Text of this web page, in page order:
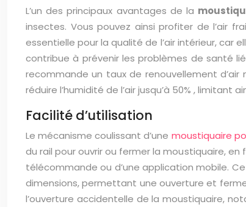
L’un des principaux avantages de la
insectes. Vous pouvez ainsi profiter de l’air
essentielle pour la qualité de l’air intérieur, car
contribue à prévenir les problèmes de santé
recommande un taux de renouvellement d’air
réduire l’humidité de l’air jusqu’à 50% , limitant
Facilité d’utilisation
Le mécanisme coulissant d’une moustiquaire
du rail pour ouvrir ou fermer la moustiquaire,
télécommande ou d’une application mobile.
dimensions, permettant une ouverture et
l’ouverture accidentelle de la moustiquaire,